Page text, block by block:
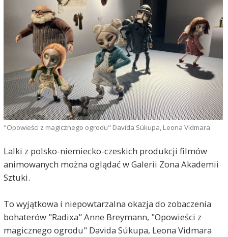
"Opowieści z magicznego ogrodu" Davida Súkupa, Leona Vidmara
Lalki z polsko-niemiecko-czeskich produkcji filmów
animowanych można oglądać w Galerii Zona Akademii
Sztuki.
To wyjątkowa i niepowtarzalna okazja do zobaczenia
bohaterów "Radixa" Anne Breymann, "Opowieści z
magicznego ogrodu" Davida Súkupa, Leona Vidmara